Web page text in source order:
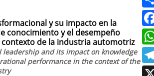
y su impacto en la
conocimiento y el desempeño
de la industria automotriz
leadership and its impact on knowledge
performance in the context of the